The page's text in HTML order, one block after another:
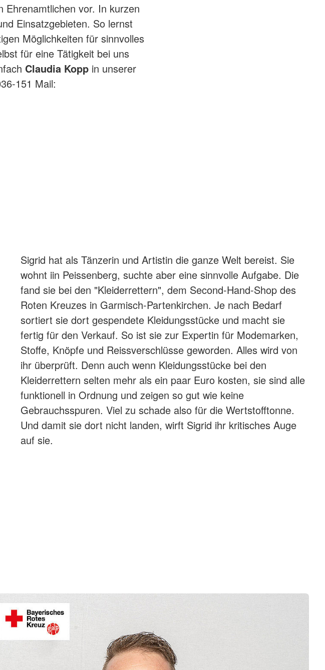
Ehrenamtlichen vor. In kurzen
Einsatzgebieten. So lernst
Möglichkeiten für sinnvolles
für eine Tätigkeit bei uns
Claudia Kopp in unserer
151 Mail:
Sigrid hat als Tänzerin und Artistin die ganze Welt bereist. Sie
wohnt iin Peissenberg, suchte aber eine sinnvolle Aufgabe. Die
fand sie bei den "Kleiderrettern", dem Second-Hand-Shop des
Roten Kreuzes in Garmisch-Partenkirchen. Je nach Bedarf
sortiert sie dort gespendete Kleidungsstücke und macht sie
fertig für den Verkauf. So ist sie zur Expertin für Modemarken,
Stoffe, Knöpfe und Reissverschlüsse geworden. Alles wird von
ihr überprüft. Denn auch wenn Kleidungsstücke bei den
Kleiderrettern selten mehr als ein paar Euro kosten, sie sind alle
funktionell in Ordnung und zeigen so gut wie keine
Gebrauchsspuren. Viel zu schade also für die Wertstofftonne.
Und damit sie dort nicht landen, wirft Sigrid ihr kritisches Auge
auf sie.